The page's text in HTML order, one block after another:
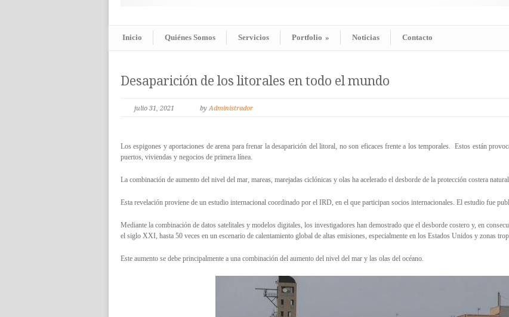
Inicio Quiénes Somos Servicios Portfolio » Noticias Contacto
Desaparición de los litorales en todo el mundo
julio 31, 2021 byAdministrador
Los espigones y aportaciones de arena para frenar la desaparición del litoral, no son eficaces frente a los temporales. Estos están
puertos, viviendas y negocios de primera línea.
La combinación de aumento del nivel del mar, mareas, marejadas ciclónicas y olas ha acelerado el desborde de la protección costera
Esta revelación proviene de un estudio internacional coordinado por el IRD, en el que participan socios internacionales. El estudio fue
Mediante la combinación de datos satelitales y modelos digitales, los investigadores han demostrado que el desborde costero y, en
el siglo XXI, hasta 50 veces en un escenario de calentamiento global de altas emisiones, especialmente en los Estados Unidos y zonas
Este aumento se debe principalmente a una combinación del aumento del nivel del mar y las olas del océano.